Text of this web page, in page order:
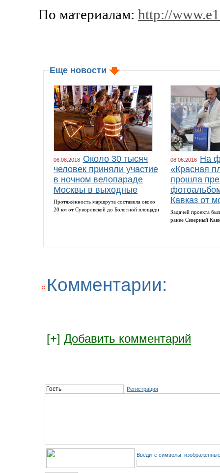
По материалам: http://
Еще новости
06.08.2018 Около 30 тысяч
человек приняли участие
в ночном велопараде
Москвы в выходные
Протяжённость маршрута составила около
20 км от Суворовской до Болотной площади
08.06.2016 На
«Красная
прошла
Кавказ от
Задачей проекта
ранее Северный
Комментарии:
[+] Добавить комментарий
Регистрация
Введите символы,